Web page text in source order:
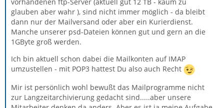
glauben aber wahr ), sind nicht immer möglich - da bleibt
dann nur der Mailversand oder aber ein Kurierdienst.
Manche unserer psd-Dateien können gut und gern an die
1GByte groß werden.
Ich bin aktuell schon dabei die Mailkonten auf IMAP
umzustellen - mit POP3 hattest Du also auch Recht
Mir ist persönlich wohl bewußt das Mailprogramme nicht
zur Langzeitarchivierung gedacht sind.....aber unsere